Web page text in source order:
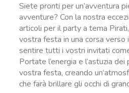
Siete pronti per un’avventura
avventure? Con la nostra
articoli per il party a tema
vostra festa in una corsa verso
sentire tutti i vostri invitati
Portate l’energia e l’astuzia
vostra festa, creando
che farà brillare gli occhi di